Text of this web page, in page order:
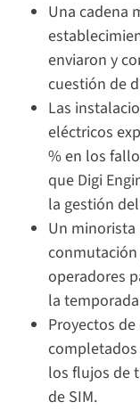
Una cadena
enviaron y
cuestión de
Las
eléctricos
% en los
que Digi
la gestión
Un
operadores
la
Proyectos
completados
los flujos de
de SIM.